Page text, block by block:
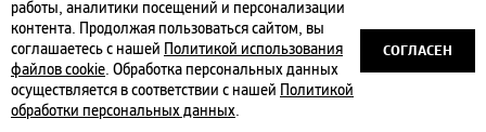
Оплата и доставка Пользовательское соглашение|
Политика
конфиденциальности
© 2004–2026 Издательство Лайвбук. Все права защищены.
работы, аналитики посещений и персонализации
контента. Продолжая пользоваться сайтом, вы
соглашаетесь с нашей
Политикой использования
файлов cookie. Обработка персональных данных
осуществляется в соответствии с нашей
Политикой
обработки персональных данных.
СОГЛАСЕН